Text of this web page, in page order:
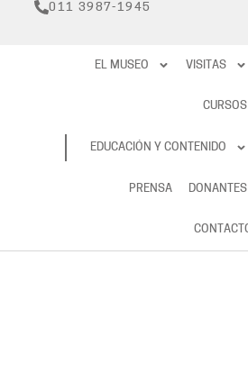
011 3987-1945
RESERVAS
EL MUSEO VISITAS
CURSOS
EDUCACIÓN Y CONTENIDO
PRENSA DONANTES